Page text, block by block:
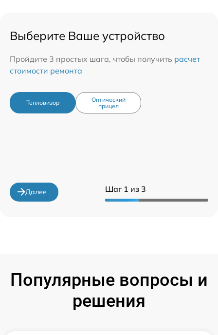
Шаг 1 из 3
Выберите Ваше устройство
Пройдите 3 простых шага, чтобы получить расчет
стоимости ремонта
Тепловизор
Оптический
прицел
Далее
Популярные вопросы и
решения